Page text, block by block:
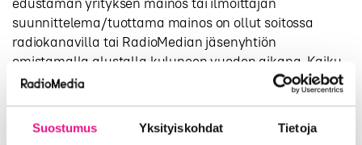
Suostumus Yksityiskohdat Tietoja
suunnittelema/tuottama mainos on ollut soitossa
radiokanavilla tai RadioMedian jäsenyhtiön
omistamalla alustalla kuluneen vuoden aikana. Kaiku-
kilpailun voittajat palkitaan keväällä 2026
RadioAwards-kilpailun ilmoittautuminen on sen sijaan